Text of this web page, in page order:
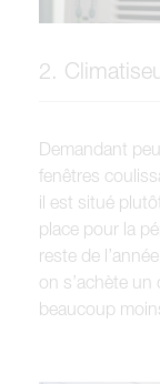
2.
Demandant
fenêtres
il est situé
place pour la
reste de
on s’achète un
beaucoup